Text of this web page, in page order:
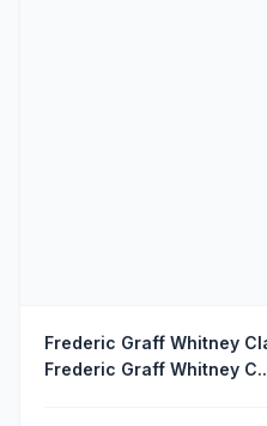
Frederic Graff Whitney
Frederic Graff Whitney